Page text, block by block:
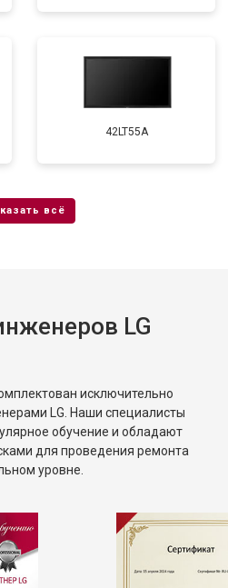
42LT55A
LG
исключительно
LG. Наши специалисты
обучение и обладают
для проведения ремонта
уровне.